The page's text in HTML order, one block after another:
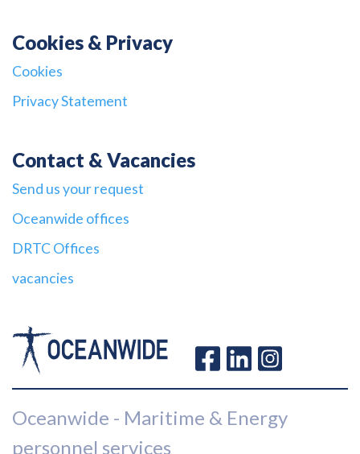
Cookies & Privacy
Cookies
Privacy Statement
Contact & Vacancies
Send us your request
Oceanwide offices
DRTC Offices
vacancies
Oceanwide - Maritime & Energy
personnel services